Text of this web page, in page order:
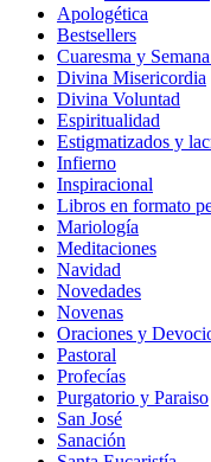
Apologética
Bestsellers
Cuaresma y
Divina Misericordia
Divina Voluntad
Espiritualidad
Estigmatizados y
Infierno
Inspiracional
Libros en formato
Mariología
Meditaciones
Navidad
Novedades
Novenas
Oraciones y
Pastoral
Profecías
Purgatorio y Paraiso
San José
Sanación